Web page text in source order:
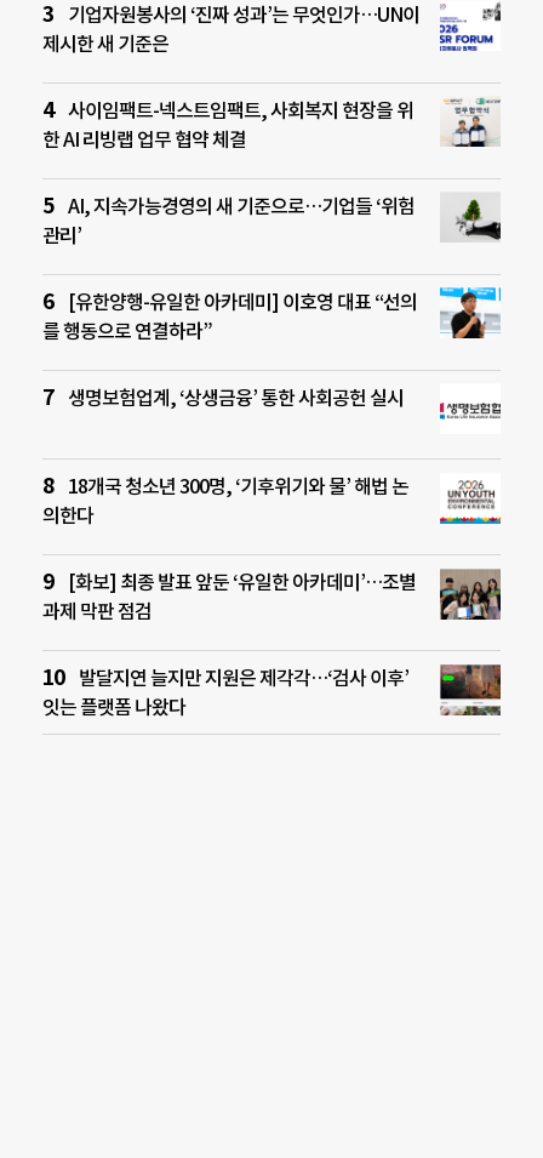
기업자원봉사의 ‘진짜 성과’는 무엇인가…UN이
제시한 새 기준은
사이임팩트-넥스트임팩트, 사회복지 현장을 위
한 AI 리빙랩 업무 협약 체결
AI, 지속가능경영의 새 기준으로…기업들 ‘위험
관리’
[유한양행-유일한 아카데미] 이호영 대표 “선의
를 행동으로 연결하라”
생명보험업계, ‘상생금융’ 통한 사회공헌 실시
18개국 청소년 300명, ‘기후위기와 물’ 해법 논
의한다
[화보] 최종 발표 앞둔 ‘유일한 아카데미’…조별
과제 막판 점검
발달지연 늘지만 지원은 제각각…‘검사 이후’
잇는 플랫폼 나왔다